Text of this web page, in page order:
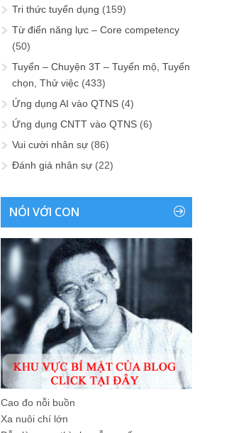
Tri thức tuyển dụng (159)
Từ điển năng lực – Core competency
(50)
Tuyển – Chuyện 3T – Tuyển mộ, Tuyển
chọn, Thử việc (433)
Ứng dụng AI vào QTNS (4)
Ứng dụng CNTT vào QTNS (6)
Vui cười nhân sự (86)
Đánh giá nhân sự (22)
NÓI VỚI CON
Cao đo nỗi buồn
Xa nuôi chí lớn